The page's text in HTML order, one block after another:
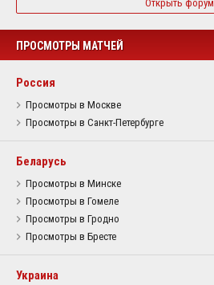
Открыть форум
ПРОСМОТРЫ МАТЧЕЙ
Россия
Просмотры в Москве
Просмотры в Санкт-Петербурге
Беларусь
Просмотры в Минске
Просмотры в Гомеле
Просмотры в Гродно
Просмотры в Бресте
Украина